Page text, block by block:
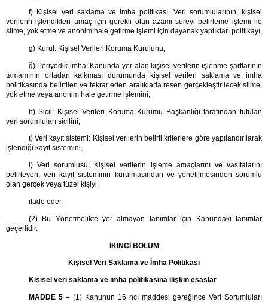
f) Kişisel veri saklama ve imha politikası: Veri sorumlularının, kişisel
verilerin işlendikleri amaç için gerekli olan azami süreyi belirleme işlemi ile
silme, yok etme ve anonim hale getirme işlemi için dayanak yaptıkları politikayı,
g) Kurul: Kişisel Verileri Koruma Kurulunu,
ğ) Periyodik imha: Kanunda yer alan kişisel verilerin işlenme şartlarının
tamamının ortadan kalkması durumunda kişisel verileri saklama ve imha
politikasında belirtilen ve tekrar eden aralıklarla resen gerçekleştirilecek silme,
yok etme veya anonim hale getirme işlemini,
h) Sicil: Kişisel Verileri Koruma Kurumu Başkanlığı tarafından tutulan
veri sorumluları sicilini,
ı) Veri kayıt sistemi: Kişisel verilerin belirli kriterlere göre yapılandırılarak
işlendiği kayıt sistemini,
i) Veri sorumlusu: Kişisel verilerin işleme amaçlarını ve vasıtalarını
belirleyen, veri kayıt sisteminin kurulmasından ve yönetilmesinden sorumlu
olan gerçek veya tüzel kişiyi,
ifade eder.
(2) Bu Yönetmelikte yer almayan tanımlar için Kanundaki tanımlar
geçerlidir.
İKİNCİ BÖLÜM
Kişisel Veri Saklama ve İmha Politikası
Kişisel veri saklama ve imha politikasına ilişkin esaslar
MADDE 5 –(1) Kanunun 16 ncı maddesi gereğince Veri Sorumluları